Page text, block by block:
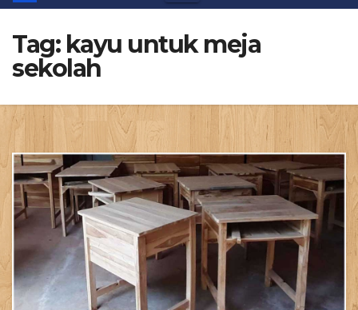
Tag: kayu untuk meja
sekolah